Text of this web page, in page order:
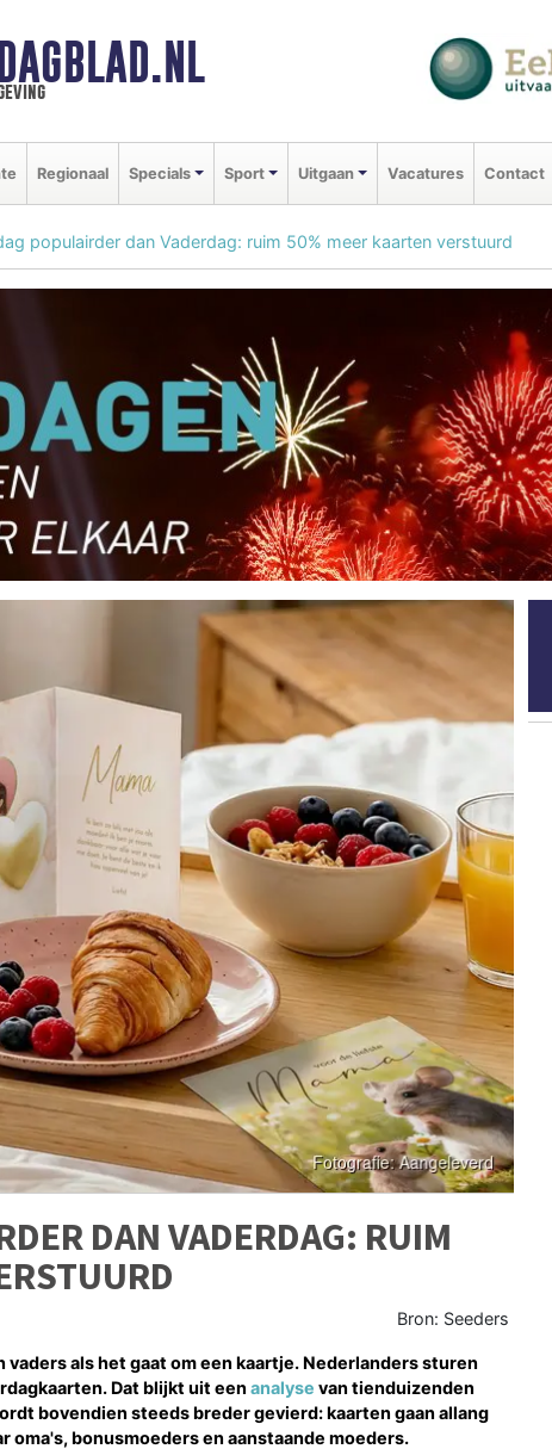
Regionaal Specials Sport Uitgaan Vacatures Contact
populairder dan Vaderdag: ruim 50% meer kaarten verstuurd
DAN VADERDAG: RUIM
Bron: Seeders
als het gaat om een kaartje. Nederlanders sturen
Dat blijkt uit een analyse van tienduizenden
bovendien steeds breder gevierd: kaarten gaan allang
oma's, bonusmoeders en aanstaande moeders.